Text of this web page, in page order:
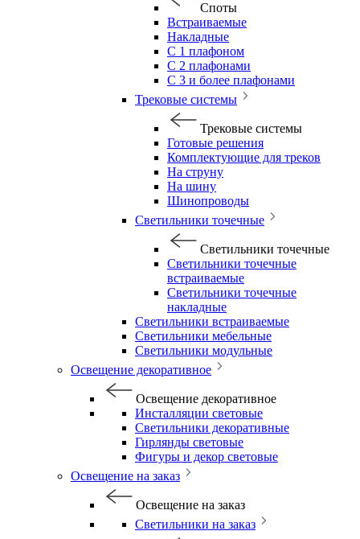
Споты
Встраиваемые
Накладные
С 1 плафоном
С 2 плафонами
С 3 и более плафонами
Трековые системы
Трековые системы
Готовые решения
Комплектующие для треков
На струну
На шину
Шинопроводы
Светильники точечные
Светильники точечные
Светильники точечные
встраиваемые
Светильники точечные
накладные
Светильники встраиваемые
Светильники мебельные
Светильники модульные
Освещение декоративное
Освещение декоративное
Инсталляции световые
Светильники декоративные
Гирлянды световые
Фигуры и декор световые
Освещение на заказ
Освещение на заказ
Светильники на заказ